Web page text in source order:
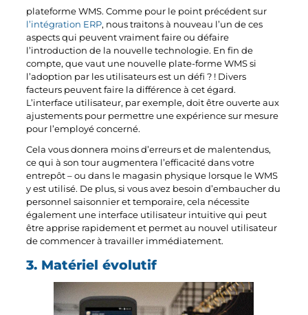
plateforme WMS. Comme pour le point précédent sur
l’intégration ERP, nous traitons à nouveau l’un de ces
aspects qui peuvent vraiment faire ou défaire
l’introduction de la nouvelle technologie. En fin de
compte, que vaut une nouvelle plate-forme WMS si
l’adoption par les utilisateurs est un défi ? ! Divers
facteurs peuvent faire la différence à cet égard.
L’interface utilisateur, par exemple, doit être ouverte aux
ajustements pour permettre une expérience sur mesure
pour l’employé concerné.
Cela vous donnera moins d’erreurs et de malentendus,
ce qui à son tour augmentera l’efficacité dans votre
entrepôt – ou dans le magasin physique lorsque le WMS
y est utilisé. De plus, si vous avez besoin d’embaucher du
personnel saisonnier et temporaire, cela nécessite
également une interface utilisateur intuitive qui peut
être apprise rapidement et permet au nouvel utilisateur
de commencer à travailler immédiatement.
3. Matériel évolutif